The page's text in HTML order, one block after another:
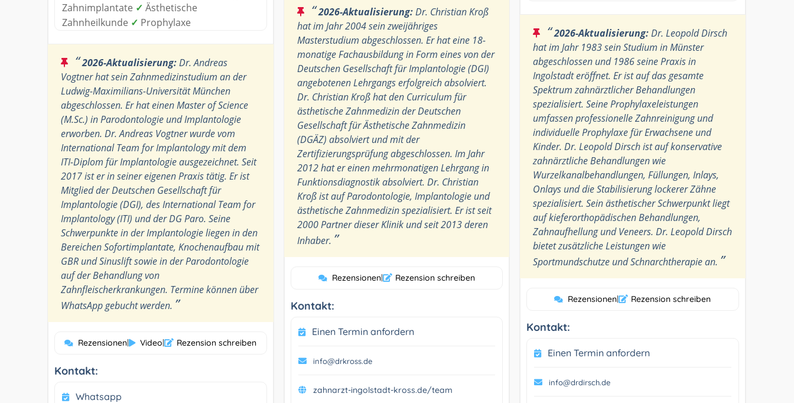
Zahnimplantate ✓ Ästhetische
Zahnheilkunde ✓ Prophylaxe
“2026-Aktualisierung:Dr. Andreas
Vogtner hat sein Zahnmedizinstudium an der
Ludwig-Maximilians-Universität München
abgeschlossen. Er hat einen Master of Science
(M.Sc.) in Parodontologie und Implantologie
erworben. Dr. Andreas Vogtner wurde vom
International Team for Implantology mit dem
ITI-Diplom für Implantologie ausgezeichnet. Seit
2017 ist er in seiner eigenen Praxis tätig. Er ist
Mitglied der Deutschen Gesellschaft für
Implantologie (DGI), des International Team for
Implantology (ITI) und der DG Paro. Seine
Schwerpunkte in der Implantologie liegen in den
Bereichen Sofortimplantate, Knochenaufbau mit
GBR und Sinuslift sowie in der Parodontologie
auf der Behandlung von
Zahnfleischerkrankungen. Termine können über
WhatsApp gebucht werden. ”
Rezensionen| Video| Rezension schreiben
Kontakt:
Whatsapp
“2026-Aktualisierung:Dr. Christian Kroß
hat im Jahr 2004 sein zweijähriges
Masterstudium abgeschlossen. Er hat eine 18-
monatige Fachausbildung in Form eines von der
Deutschen Gesellschaft für Implantologie (DGI)
angebotenen Lehrgangs erfolgreich absolviert.
Dr. Christian Kroß hat den Curriculum für
ästhetische Zahnmedizin der Deutschen
Gesellschaft für Ästhetische Zahnmedizin
(DGÄZ) absolviert und mit der
Zertifizierungsprüfung abgeschlossen. Im Jahr
2012 hat er einen mehrmonatigen Lehrgang in
Funktionsdiagnostik absolviert. Dr. Christian
Kroß ist auf Parodontologie, Implantologie und
ästhetische Zahnmedizin spezialisiert. Er ist seit
2000 Partner dieser Klinik und seit 2013 deren
Inhaber. ”
Rezensionen| Rezension schreiben
Kontakt:
Einen Termin anfordern
info@drkross.de
zahnarzt-ingolstadt-kross.de/team
“2026-Aktualisierung:Dr. Leopold Dirsch
hat im Jahr 1983 sein Studium in Münster
abgeschlossen und 1986 seine Praxis in
Ingolstadt eröffnet. Er ist auf das gesamte
Spektrum zahnärztlicher Behandlungen
spezialisiert. Seine Prophylaxeleistungen
umfassen professionelle Zahnreinigung und
individuelle Prophylaxe für Erwachsene und
Kinder. Dr. Leopold Dirsch ist auf konservative
zahnärztliche Behandlungen wie
Wurzelkanalbehandlungen, Füllungen, Inlays,
Onlays und die Stabilisierung lockerer Zähne
spezialisiert. Sein ästhetischer Schwerpunkt liegt
auf kieferorthopädischen Behandlungen,
Zahnaufhellung und Veneers. Dr. Leopold Dirsch
bietet zusätzliche Leistungen wie
Sportmundschutze und Schnarchtherapie an. ”
Rezensionen| Rezension schreiben
Kontakt:
Einen Termin anfordern
info@drdirsch.de